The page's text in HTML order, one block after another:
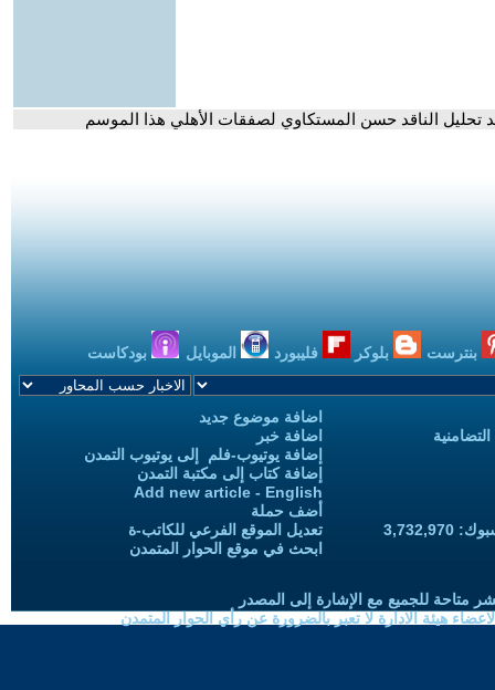
تحليل الناقد حسن المستكاوي لصفقات الأهلي هذا الموسم
بنترست بلوكر فليبورد الموبايل بودكاست
اضافة موضوع جديد
اضافة خبر
إضافة يوتيوب-فلم إلى يوتيوب التمدن
إضافة كتاب إلى مكتبة التمدن
Add new article - English
أضف حملة
تعديل الموقع الفرعي للكاتب-ة
ابحث في موقع الحوار المتمدن
متاحة للجميع مع الإشارة إلى المصدر
هيئة الادارة لا تعبر بالضرورة عن رأي الحوار المتمدن